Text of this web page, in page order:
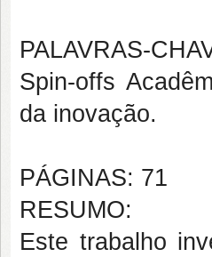
PALAVRAS-
Spin-offs
da inovação.
PÁGINAS: 71
RESUMO:
Este trabalho